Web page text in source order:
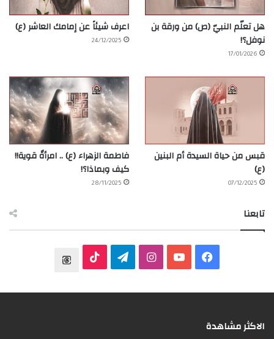
هل تعلّم النبيّ (ص) من ورقة بن
نوفل؟!
17/01/2026
اعرف شيئاً عن إمامك العاشر (ع)
24/12/2025
قبس من حياة السيدة أم البنين
(ع)
07/12/2025
فاطمة الزهراء (ع) .. امرأةٌ قوية!!
كيف وبماذا؟!
28/11/2025
تابعنا
الاكثر مشاهدة